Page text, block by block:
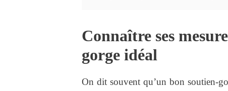
Connaître ses
gorge idéal
On dit souvent qu’un bon soutien-